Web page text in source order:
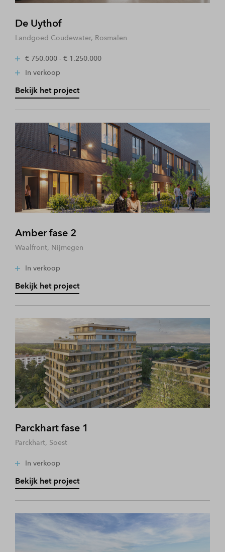
De Uythof
Landgoed Coudewater, Rosmalen
€ 750.000 - € 1.250.000
In verkoop
Bekijk het project
Amber fase 2
Waalfront, Nijmegen
In verkoop
Bekijk het project
Parckhart fase 1
Parckhart, Soest
In verkoop
Bekijk het project